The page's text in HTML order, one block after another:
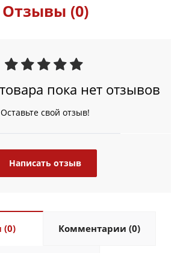
Отзывы (0)
пока нет отзывов
Оставьте свой отзыв!
Написать отзыв
(0) Комментарии (0)